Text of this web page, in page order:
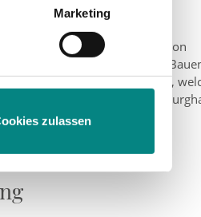
Abschnitt Einzelheiten
Marketing
zulassen
vor
zu werden, war das Ziel von
des Fachbereiches 2 –
3 – „Ordnung und Soziales“,
Seit Juli nimmt Daniel